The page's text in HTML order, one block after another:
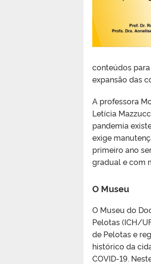
conteúdos
expansão das
A professora
Letícia
pandemia
exige
primeiro ano
gradual e com
O Museu
O Museu do
Pelotas (ICH/
de Pelotas e
histórico da
COVID-19.